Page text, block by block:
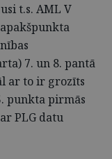
t.s. AML V
7. un 8. pantā
ar to ir grozīts
punkta pirmās
PLG datu